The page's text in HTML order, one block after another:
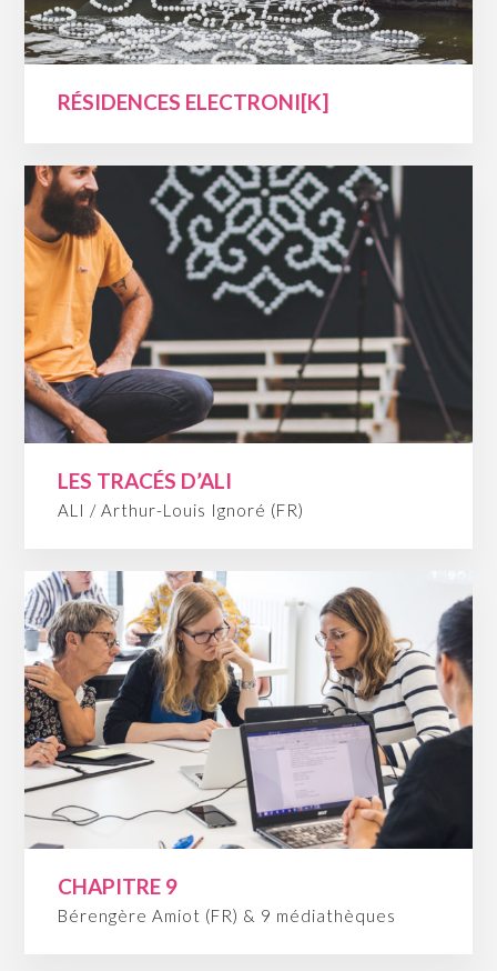
RÉSIDENCES ELECTRONI[K]
LES TRACÉS D’ALI
ALI / Arthur-Louis Ignoré (FR)
CHAPITRE 9
Bérengère Amiot (FR) & 9 médiathèques